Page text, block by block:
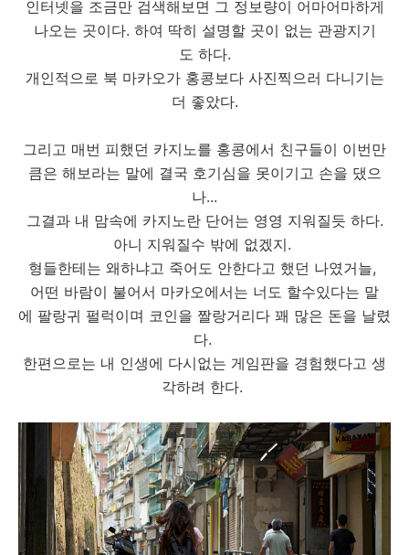
인터넷을 조금만 검색해보면 그 정보량이 어마어마하게
나오는 곳이다. 하여 딱히 설명할 곳이 없는 관광지기
도 하다.
개인적으로 북 마카오가 홍콩보다 사진찍으러 다니기는
더 좋았다.
그리고 매번 피했던 카지노를 홍콩에서 친구들이 이번만
큼은 해보라는 말에 결국 호기심을 못이기고 손을 댔으
나...
그결과 내 맘속에 카지노란 단어는 영영 지워질듯 하다.
아니 지워질수 밖에 없겠지.
형들한테는 왜하냐고 죽어도 안한다고 했던 나였거늘,
어떤 바람이 불어서 마카오에서는 너도 할수있다는 말
에 팔랑귀 펄럭이며 코인을 짤랑거리다 꽤 많은 돈을 날렸
다.
한편으로는 내 인생에 다시없는 게임판을 경험했다고 생
각하려 한다.